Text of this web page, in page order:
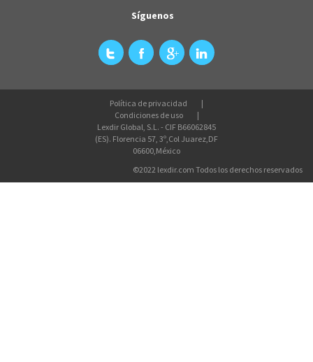
Síguenos
Política de privacidad
Condiciones de uso
Lexdir Global, S.L. - CIF B66062845
(ES). Florencia 57, 3º,Col Juarez,DF
06600,México
©2022 lexdir.com Todos los derechos reservados